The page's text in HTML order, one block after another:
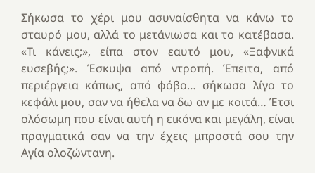
Σήκωσα το χέρι μου ασυναίσθητα να κάνω το
σταυρό μου, αλλά το μετάνιωσα και το κατέβασα.
«Τι κάνεις;», είπα στον εαυτό μου, «Ξαφνικά
ευσεβής;». Έσκυψα από ντροπή. Έπειτα, από
περιέργεια κάπως, από φόβο… σήκωσα λίγο το
κεφάλι μου, σαν να ήθελα να δω αν με κοιτά… Έτσι
ολόσωμη που είναι αυτή η εικόνα και μεγάλη, είναι
πραγματικά σαν να την έχεις μπροστά σου την
Αγία ολοζώντανη.